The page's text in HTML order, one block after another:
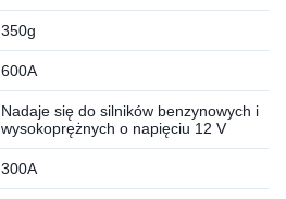
350g
600A
Nadaje się do silników benzynowych i
wysokoprężnych o napięciu 12 V
300A